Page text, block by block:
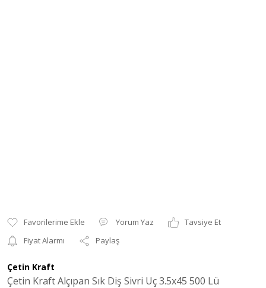
Yorum Yaz
Tavsiye Et
Fiyat Alarmı
Paylaş
Çetin Kraft
Çetin Kraft Alçıpan Sık Diş Sivri Uç 3.5x45 500 Lü